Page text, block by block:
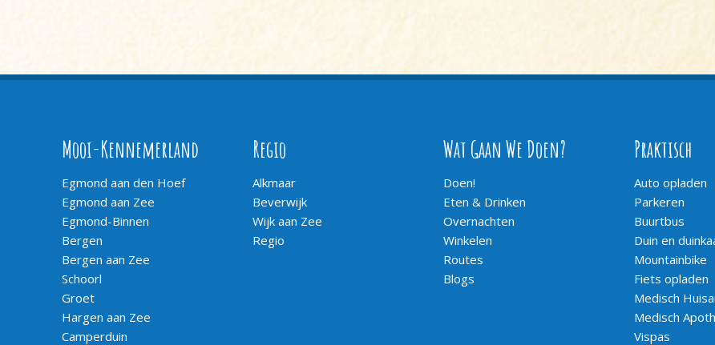
Mooi-Kennemerland
Egmond aan den Hoef
Egmond aan Zee
Egmond-Binnen
Bergen
Bergen aan Zee
Schoorl
Groet
Hargen aan Zee
Camperduin
Regio
Alkmaar
Beverwijk
Wijk aan Zee
Regio
Wat Gaan We Doen?
Doen!
Eten & Drinken
Overnachten
Winkelen
Routes
Blogs
Praktisch
Auto opladen
Parkeren
Buurtbus
Duin en
Mountainbike
Fiets opladen
Medisch
Medisch
Vispas